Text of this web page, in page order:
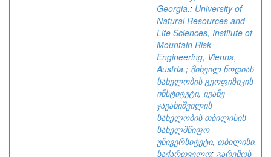
Georgia.; University of
Natural Resources and
Life Sciences, Institute of
Mountain Risk
Engineering, Vienna,
Austria.; მიხეილ ნოდიას
სახელობის გეოფიზიკის
ინსტიტუტი, ივანე
ჯავახიშვილის
სახელობის თბილისის
სახელმწიფო
უნივერსიტეტი, თბილისი,
საქართველო; გარემოს